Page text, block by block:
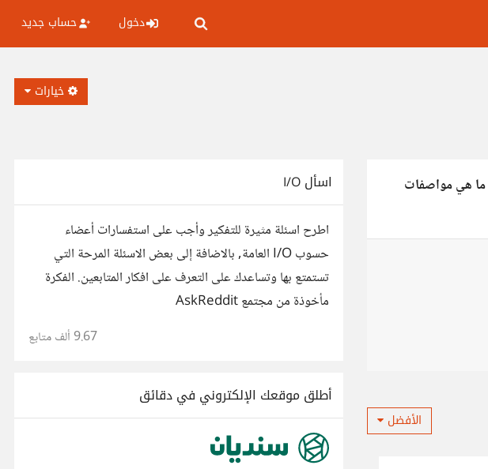
دخول حساب جديد
خيارات
ما هي مواصفات
الأفضل
اسأل I/O
اطرح اسئلة مثيرة للتفكير وأجب على استفسارات أعضاء
حسوب I/O العامة, بالاضافة إلى بعض الاسئلة المرحة التي
تستمتع بها وتساعدك على التعرف على افكار المتابعين. الفكرة
مأخوذة من مجتمع AskReddit
9.67 ألف متابع
أطلق موقعك الإلكتروني في دقائق